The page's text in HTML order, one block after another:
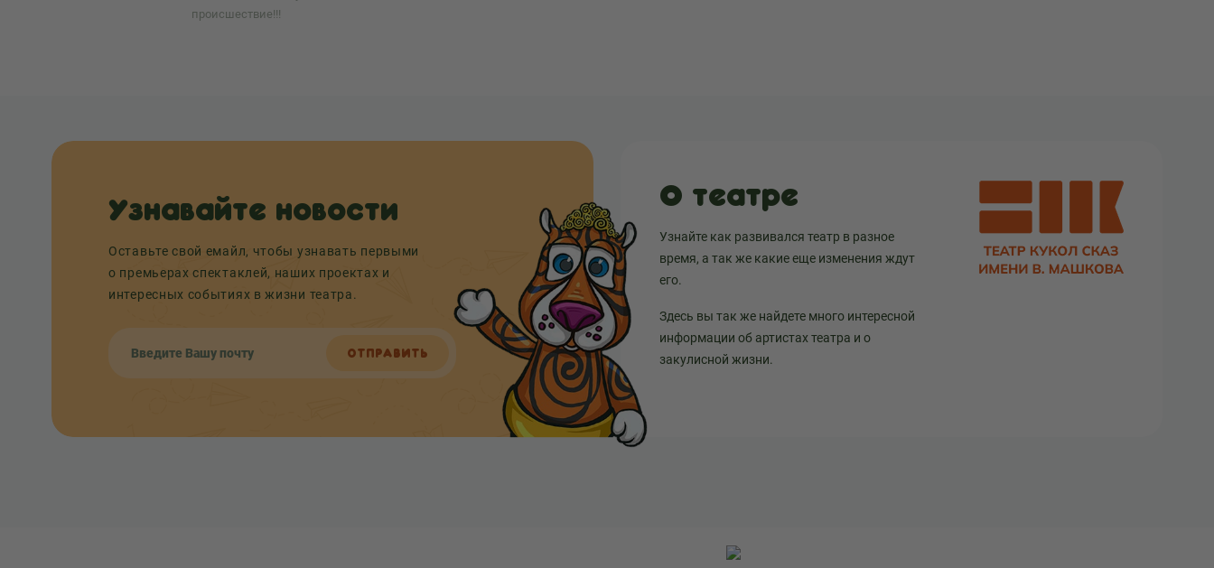
происшествие!!!
Узнавайте новости
Оставьте свой емайл, чтобы узнавать первыми
о премьерах спектаклей, наших проектах и
интересных событиях в жизни театра.
ОТПРАВИТЬ
О театре
Узнайте как развивался театр в разное
время, а так же какие еще изменения ждут
его.
Здесь вы так же найдете много интересной
информации об артистах театра и о
закулисной жизни.